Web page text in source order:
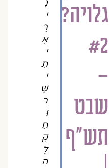
גלויה?
#2
–
שבט
תש"ף
רָ
אִ
תִ
שֶׁ
ר
חַ
קַ
לָּ
ה